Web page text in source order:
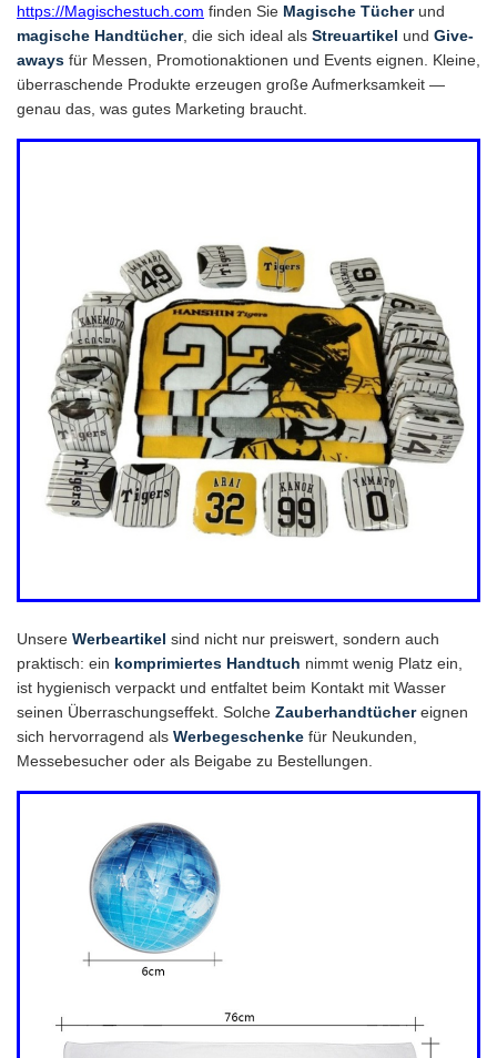
https://Magischestuch.com finden Sie Magische Tücherund
magische Handtücher, die sich ideal als Streuartikel und Give-
aways für Messen, Promotionaktionen und Events eignen. Kleine,
überraschende Produkte erzeugen große Aufmerksamkeit —
genau das, was gutes Marketing braucht.
Unsere Werbeartikel sind nicht nur preiswert, sondern auch
praktisch: ein komprimiertes Handtuch nimmt wenig Platz ein,
ist hygienisch verpackt und entfaltet beim Kontakt mit Wasser
seinen Überraschungseffekt. Solche Zauberhandtüchereignen
sich hervorragend als Werbegeschenke für Neukunden,
Messebesucher oder als Beigabe zu Bestellungen.